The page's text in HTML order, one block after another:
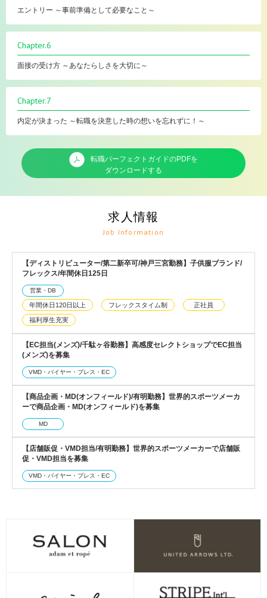
エントリー ～事前準備として必要なこと～
Chapter.6
面接の受け方 ～あなたらしさを大切に～
Chapter.7
内定が決まった ～転職を決意した時の想いを忘れずに！～
転職パーフェクトガイドのPDFを
ダウンロードする
求人情報
Job Information
【ディストリビューター/第二新卒可/神戸三宮勤務】子供服ブランド/
フレックス/年間休日125日
営業・DB
年間休日120日以上 フレックスタイム制 正社員
福利厚生充実
【EC担当(メンズ)/千駄ヶ谷勤務】高感度セレクトショップでEC担当
(メンズ)を募集
VMD・バイヤー・プレス・EC
【商品企画・MD(オンフィールド)/有明勤務】世界的スポーツメーカ
ーで商品企画・MD(オンフィールド)を募集
MD
【店舗販促・VMD担当/有明勤務】世界的スポーツメーカーで店舗販
促・VMD担当を募集
VMD・バイヤー・プレス・EC